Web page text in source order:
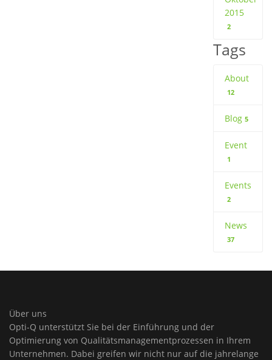
2015
2
Tags
About
12
Blog 5
Event
1
Events
2
News
37
Über uns
Opti-Q unterstützt Sie bei der Einführung und der
Optimierung von Qualitätsmanagementprozessen in Ihrem
Unternehmen. Dabei greifen wir nicht nur auf die jahrelange